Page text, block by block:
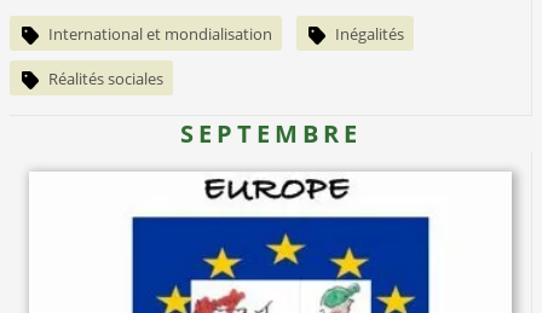
International et mondialisation Inégalités
Réalités sociales
SEPTEMBRE